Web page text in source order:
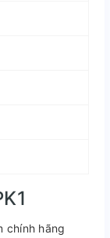
chính hãng